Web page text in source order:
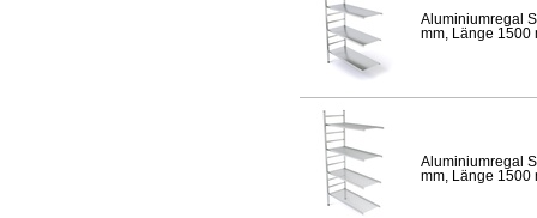
Aluminiumregal
mm, Länge 1500
Aluminiumregal
mm, Länge 1500